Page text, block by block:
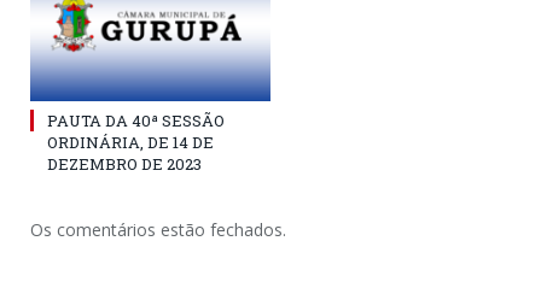
PAUTA DA 40ª SESSÃO
ORDINÁRIA, DE 14 DE
DEZEMBRO DE 2023
Os comentários estão fechados.